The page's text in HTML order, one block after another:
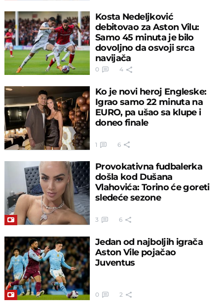
Kosta Nedeljković
debitovao za Aston Vilu:
Samo 45 minuta je bilo
dovoljno da osvoji srca
navijača
0 4
Ko je novi heroj Engleske:
Igrao samo 22 minuta na
EURO, pa ušao sa klupe i
doneo finale
1 6
Provokativna fudbalerka
došla kod Dušana
Vlahovića: Torino će goreti
sledeće sezone
3 6
Jedan od najboljih igrača
Aston Vile pojačao
Juventus
0 2